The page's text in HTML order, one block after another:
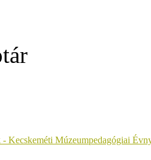
- Kecskeméti Múzeumpedagógiai